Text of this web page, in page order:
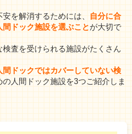
を解消するためには、自分に合
ドック施設を選ぶことが大切で
査を受けられる施設がたくさん
間ドックではカバーしていない検
人間ドック施設を3つご紹介しま